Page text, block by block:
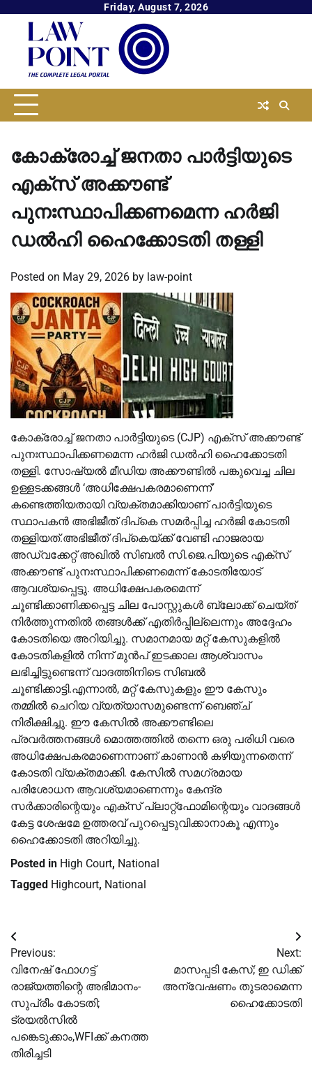
content
Friday, August 7, 2026
കോക്രോച്ച് ജനതാ പാർട്ടിയുടെ
എക്സ് അക്കൗണ്ട്
പുനഃസ്ഥാപിക്കണമെന്ന ഹർജി
ഡൽഹി ഹൈക്കോടതി തള്ളി
Posted on May 29, 2026 by law-point
കോക്രോച്ച് ജനതാ പാർട്ടിയുടെ (CJP) എക്സ് അക്കൗണ്ട്
പുനഃസ്ഥാപിക്കണമെന്ന ഹർജി ഡൽഹി ഹൈക്കോടതി
തള്ളി. സോഷ്യൽ മീഡിയ അക്കൗണ്ടിൽ പങ്കുവെച്ച ചില
ഉള്ളടക്കങ്ങൾ ‘അധിക്ഷേപകരമാണെന്ന്’
കണ്ടെത്തിയതായി വ്യക്തമാക്കിയാണ് പാർട്ടിയുടെ
സ്ഥാപകൻ അഭിജീത് ദിപ്കെ സമർപ്പിച്ച ഹർജി കോടതി
തള്ളിയത്.അഭിജീത് ദിപ്കെയ്ക്ക് വേണ്ടി ഹാജരായ
അഡ്വക്കേറ്റ് അഖിൽ സിബൽ സി.ജെ.പിയുടെ എക്സ്
അക്കൗണ്ട് പുനഃസ്ഥാപിക്കണമെന്ന് കോടതിയോട്
ആവശ്യപ്പെട്ടു. അധിക്ഷേപകരമെന്ന്
ചൂണ്ടിക്കാണിക്കപ്പെട്ട ചില പോസ്റ്റുകൾ ബ്ലോക്ക് ചെയ്ത്
നിർത്തുന്നതിൽ തങ്ങൾക്ക് എതിർപ്പില്ലെന്നും അദ്ദേഹം
കോടതിയെ അറിയിച്ചു. സമാനമായ മറ്റ് കേസുകളിൽ
കോടതികളിൽ നിന്ന് മുൻപ് ഇടക്കാല ആശ്വാസം
ലഭിച്ചിട്ടുണ്ടെന്ന് വാദത്തിനിടെ സിബൽ
ചൂണ്ടിക്കാട്ടി.എന്നാൽ, മറ്റ് കേസുകളും ഈ കേസും
തമ്മിൽ ചെറിയ വ്യത്യാസമുണ്ടെന്ന് ബെഞ്ച്
നിരീക്ഷിച്ചു. ഈ കേസിൽ അക്കൗണ്ടിലെ
പ്രവർത്തനങ്ങൾ മൊത്തത്തിൽ തന്നെ ഒരു പരിധി വരെ
അധിക്ഷേപകരമാണെന്നാണ് കാണാൻ കഴിയുന്നതെന്ന്
കോടതി വ്യക്തമാക്കി. കേസിൽ സമഗ്രമായ
പരിശോധന ആവശ്യമാണെന്നും കേന്ദ്ര
സർക്കാരിന്റെയും എക്സ് പ്ലാറ്റ്‌ഫോമിന്റെയും വാദങ്ങൾ
കേട്ട ശേഷമേ ഉത്തരവ് പുറപ്പെടുവിക്കാനാകൂ എന്നും
ഹൈക്കോടതി അറിയിച്ചു.
Posted in High Court, National
Tagged Highcourt, National
Post
navigation
Previous:
വിനേഷ് ഫോഗട്ട്
രാജ്യത്തിന്റെ അഭിമാനം-
സുപ്രീം കോടതി;
ട്രയൽസിൽ
പങ്കെടുക്കാം,WFIക്ക് കനത്ത
തിരിച്ചടി
Next:
മാസപ്പടി കേസ്; ഇ ഡിക്ക്
അന്വേഷണം തുടരാമെന്ന
ഹൈക്കോടതി